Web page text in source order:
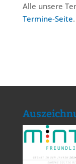
Alle unsere
Termine-Seite.